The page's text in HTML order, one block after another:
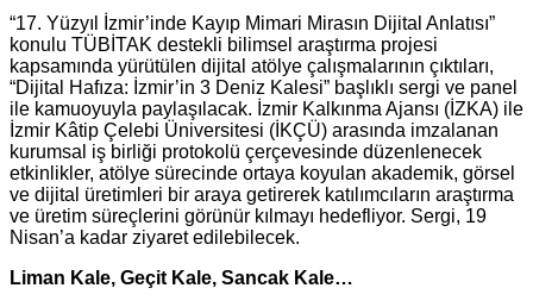
“17. Yüzyıl İzmir’inde Kayıp Mimari Mirasın Dijital Anlatısı”
konulu TÜBİTAK destekli bilimsel araştırma projesi
kapsamında yürütülen dijital atölye çalışmalarının çıktıları,
“Dijital Hafıza: İzmir’in 3 Deniz Kalesi” başlıklı sergi ve panel
ile kamuoyuyla paylaşılacak. İzmir Kalkınma Ajansı (İZKA) ile
İzmir Kâtip Çelebi Üniversitesi (İKÇÜ) arasında imzalanan
kurumsal iş birliği protokolü çerçevesinde düzenlenecek
etkinlikler, atölye sürecinde ortaya koyulan akademik, görsel
ve dijital üretimleri bir araya getirerek katılımcıların araştırma
ve üretim süreçlerini görünür kılmayı hedefliyor. Sergi, 19
Nisan’a kadar ziyaret edilebilecek.
Liman Kale, Geçit Kale, Sancak Kale…